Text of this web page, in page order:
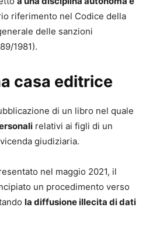
- Consulenti di direzione, con
20 anni di esperienza
sui temi della
dei Dati, Organismo di
di Valutazione
private e pubbliche.
sia tradizionali che
attività didattica, di
nelle materie di
riferimento nel Codice della
delle sanzioni
1981).
casa editrice
di un libro nel quale
relativi ai figli di un
giudiziaria.
nel maggio 2021, il
un procedimento verso
la diffusione illecita di dati